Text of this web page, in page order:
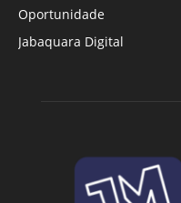
Oportunidade
Jabaquara Digital